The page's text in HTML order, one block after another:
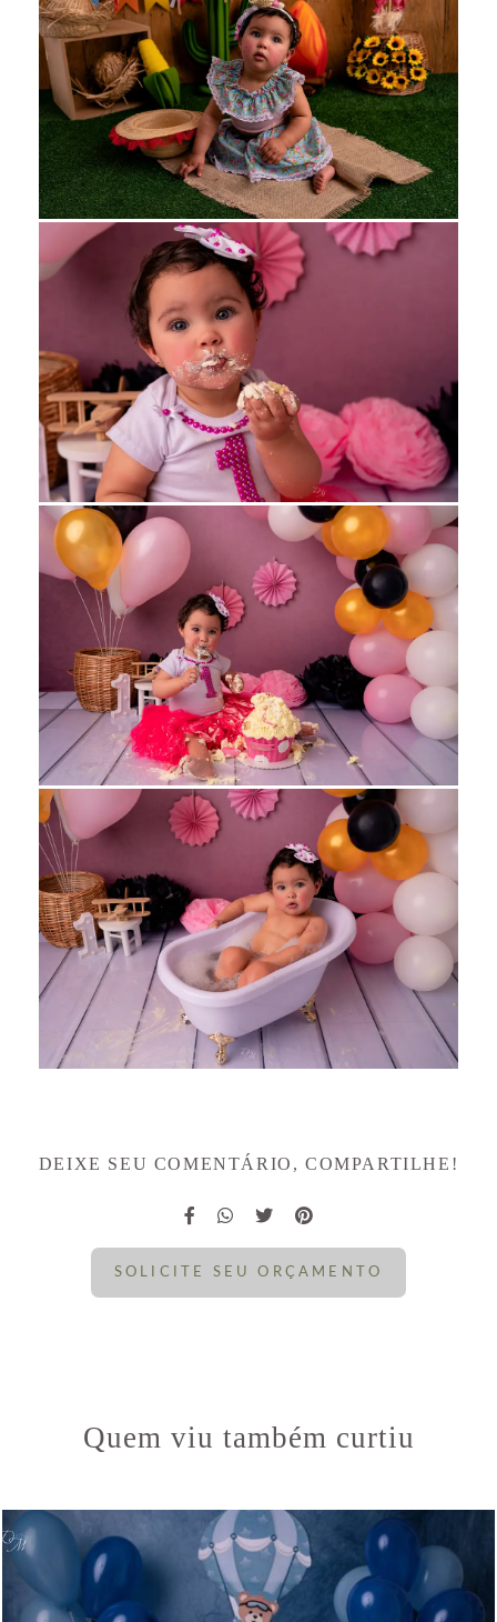
DEIXE SEU COMENTÁRIO, COMPARTILHE!
SOLICITE SEU ORÇAMENTO
Quem viu também curtiu